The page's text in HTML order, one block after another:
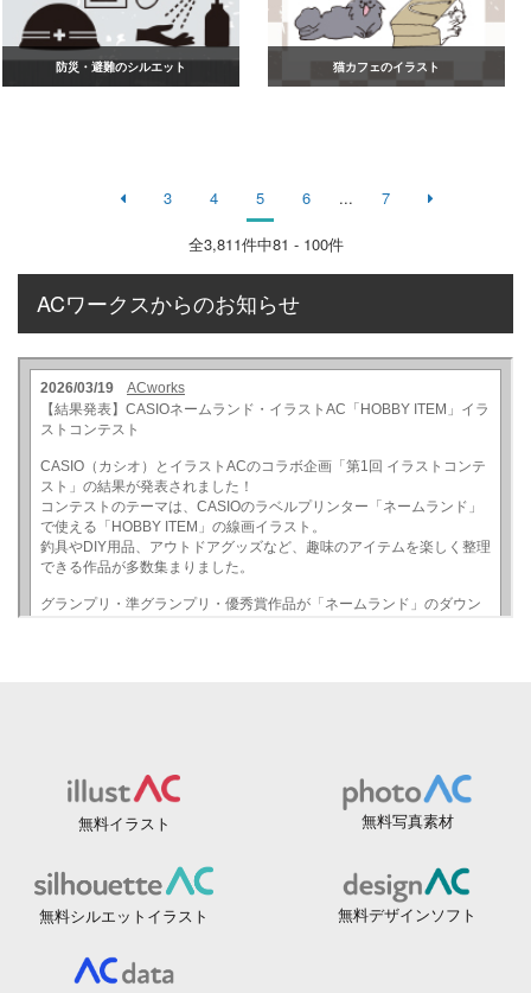
防災・避難のシルエット 猫カフェのイラスト
3 4 5 6 ... 7
全3,811件中81 - 100件
ACワークスからのお知らせ
無料イラスト 無料写真素材
無料シルエットイラスト 無料デザインソフト